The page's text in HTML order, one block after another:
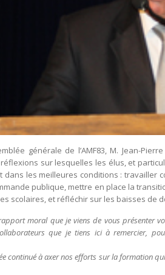
générale de l’AMF83, M. Jean-
sur lesquelles les élus, et
dans les meilleures conditions : travailler
publique, mettre en place la
scolaires, et réfléchir sur les baisses de
moral que je viens de vous présenter
que je tiens ici à remercier,
continué à axer nos efforts sur la formation